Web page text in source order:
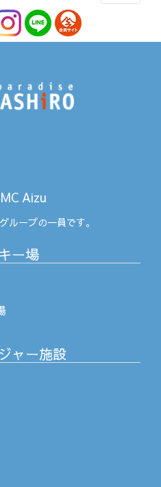
Aizu
グループの一員です。
ー場
ャー施設